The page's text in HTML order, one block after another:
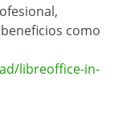
como
libreoffice-in-